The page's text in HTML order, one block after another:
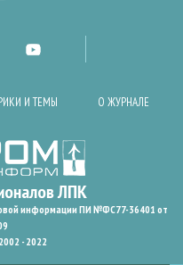
И ТЕМЫ О ЖУРНАЛЕ
информации ПИ №ФС77-36401 от
- 2022